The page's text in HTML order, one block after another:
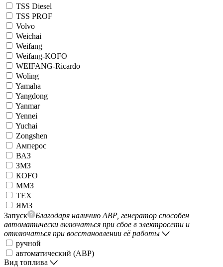
TSS Diesel
TSS PROF
Volvo
Weichai
Weifang
Weifang-KOFO
WEIFANG-Ricardo
Woling
Yamaha
Yangdong
Yanmar
Yennei
Yuchai
Zongshen
Амперос
ВАЗ
ЗМЗ
КОFO
ММЗ
ТЕХ
ЯМЗ
Запуск
Благодаря наличию АВР, генератор способен
автоматически включаться при сбое в электросети и
отключаться при восстановлении её работы
ручной
автоматический (АВР)
Вид топлива